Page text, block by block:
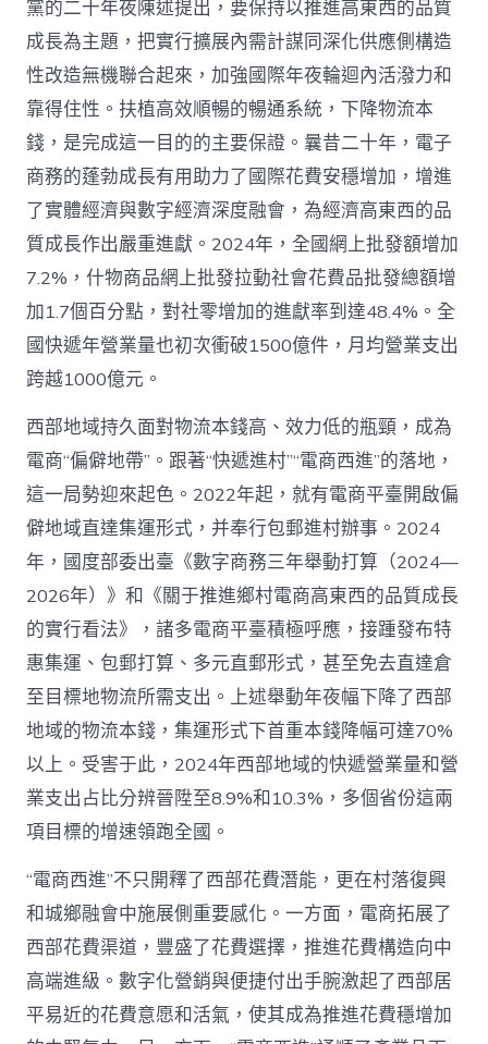
費
年
夜
輪
迴
_
中
國
網〉
中
黨的二十年夜陳述提出，要保持以推進高東西的品質
成長為主題，把實行擴展內需計謀同深化供應側構造
性改造無機聯合起來，加強國際年夜輪迴內活潑力和
靠得住性。扶植高效順暢的暢通系統，下降物流本
錢，是完成這一目的的主要保證。曩昔二十年，電子
商務的蓬勃成長有用助力了國際花費安穩增加，增進
了實體經濟與數字經濟深度融會，為經濟高東西的品
質成長作出嚴重進獻。2024年，全國網上批發額增加
7.2%，什物商品網上批發拉動社會花費品批發總額增
加1.7個百分點，對社零增加的進獻率到達48.4%。全
國快遞年營業量也初次衝破1500億件，月均營業支出
跨越1000億元。
西部地域持久面對物流本錢高、效力低的瓶頸，成為
電商“偏僻地帶”。跟著“快遞進村”“電商西進”的落地，
這一局勢迎來起色。2022年起，就有電商平臺開啟偏
僻地域直達集運形式，并奉行包郵進村辦事。2024
年，國度部委出臺《數字商務三年舉動打算（2024—
2026年）》和《關于推進鄉村電商高東西的品質成長
的實行看法》，諸多電商平臺積極呼應，接踵發布特
惠集運、包郵打算、多元直郵形式，甚至免去直達倉
至目標地物流所需支出。上述舉動年夜幅下降了西部
地域的物流本錢，集運形式下首重本錢降幅可達70%
以上。受害于此，2024年西部地域的快遞營業量和營
業支出占比分辨晉陞至8.9%和10.3%，多個省份這兩
項目標的增速領跑全國。
“電商西進”不只開釋了西部花費潛能，更在村落復興
和城鄉融會中施展側重要感化。一方面，電商拓展了
西部花費渠道，豐盛了花費選擇，推進花費構造向中
高端進級。數字化營銷與便捷付出手腕激起了西部居
平易近的花費意愿和活氣，使其成為推進花費穩增加